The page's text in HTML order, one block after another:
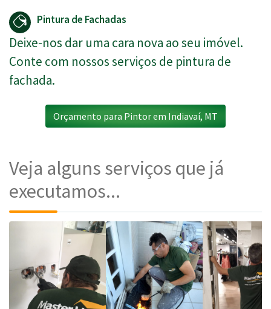
Pintura de Fachadas
Deixe-nos dar uma cara nova ao seu imóvel.
Conte com nossos serviços de pintura de
fachada.
Orçamento para Pintor em Indiavaí, MT
Veja alguns serviços que já
executamos...